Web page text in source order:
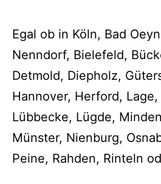
Egal ob in Köln, Bad
Nenndorf, Bielefeld,
Detmold, Diepholz,
Hannover, Herford, Lage,
Lübbecke, Lügde,
Münster, Nienburg,
Peine, Rahden, Rinteln